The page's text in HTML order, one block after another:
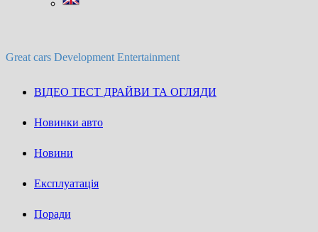
Great cars Development Entertainment
ВІДЕО ТЕСТ ДРАЙВИ ТА ОГЛЯДИ
Новинки авто
Новини
Експлуатація
Поради